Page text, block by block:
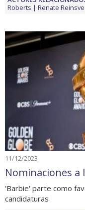
Roberts
Renate Reinsve
11/12/2023
Nominaciones a
'Barbie' parte como
candidaturas